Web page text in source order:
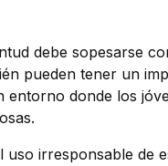
debe sopesarse
pueden tener un
donde los
irresponsable de